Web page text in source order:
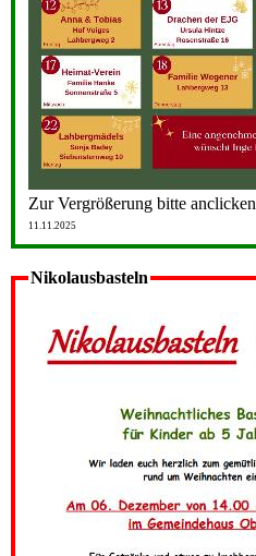
Zur Vergrößerung bitte anclicken
11.11.2025
Nikolausbasteln